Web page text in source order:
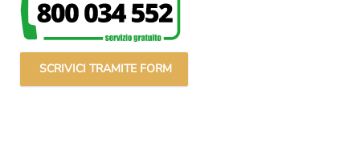
SCRIVICI TRAMITE FORM